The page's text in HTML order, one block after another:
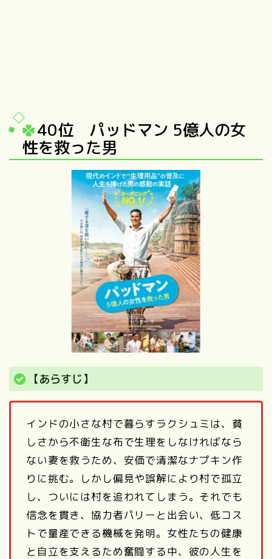
40位 パッドマン 5億人の女
性を救った男
【あらすじ】
インドの小さな村で暮らすラクシュミは、貧
しさから不衛生な布で生理をしなければなら
ない妻を救うため、安価で清潔なナプキン作
りに挑む。しかし偏見や誤解により村で孤立
し、ついには村を追われてしまう。それでも
信念を貫き、協力者パリーと出会い、低コス
トで量産できる機械を発明。女性たちの健康
と自立を支えるため奮闘する中、彼の人生を